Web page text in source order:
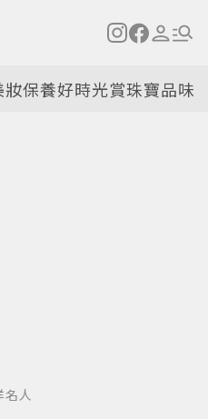
妝保養好時光賞珠寶品味
名人